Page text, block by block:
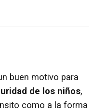
buen motivo para
de los niños,
como a la forma